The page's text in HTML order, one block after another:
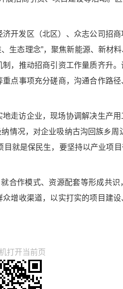
开发区（北区）、众志公司招
生态理念”，聚焦新能源、新材
，推动招商引资工作量质齐升
点事项充分磋商，沟通合作路
走访企业，现场协调解决生产
况，对企业吸纳古沟回族乡周
就是保民生，要坚持以产业项
合作模式、资源配套等形成共
增收渠道，以实打实的项目建
打开当前页